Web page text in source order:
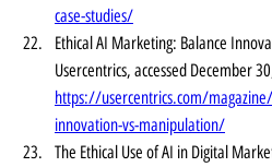
case-studies/
Ethical AI Marketing: Balance
Usercentrics, accessed December
https://usercentrics.com/
innovation-vs-manipulation/
The Ethical Use of AI in Digital